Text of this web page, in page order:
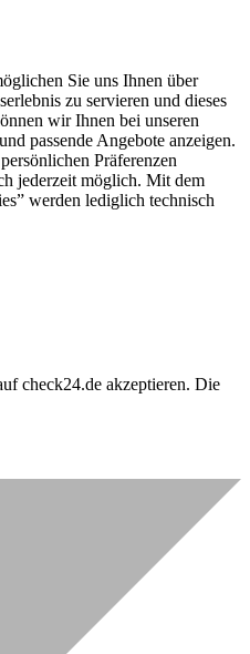
Sie uns Ihnen über
zu servieren und dieses
wir Ihnen bei unseren
passende Angebote anzeigen.
Präferenzen
jederzeit möglich. Mit dem
werden lediglich technisch
check24.de akzeptieren. Die